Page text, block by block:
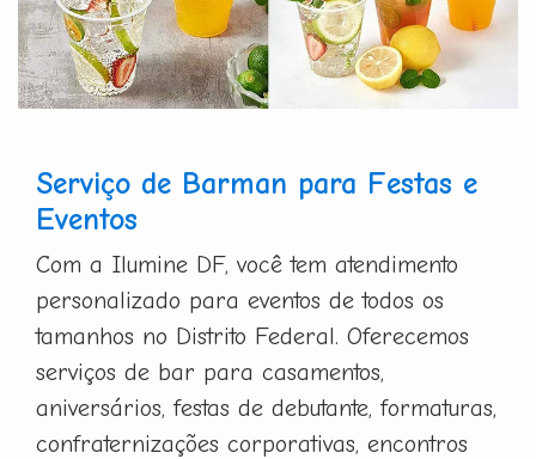
Serviço de Barman para Festas e
Eventos
Com a Ilumine DF, você tem atendimento
personalizado para eventos de todos os
tamanhos no Distrito Federal. Oferecemos
serviços de bar para casamentos,
aniversários, festas de debutante, formaturas,
confraternizações corporativas, encontros